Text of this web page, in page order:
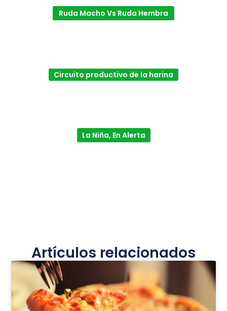
Ruda Macho Vs Ruda Hembra
Circuito productivo de la harina
La Niña, En Alerta
Artículos relacionados